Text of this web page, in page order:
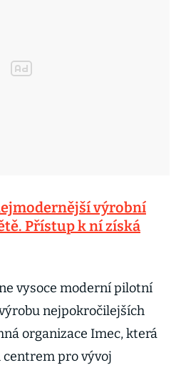
výrobní
Přístup k ní získá
vysoce moderní pilotní
nejpokročilejších
organizace Imec, která
pro vývoj